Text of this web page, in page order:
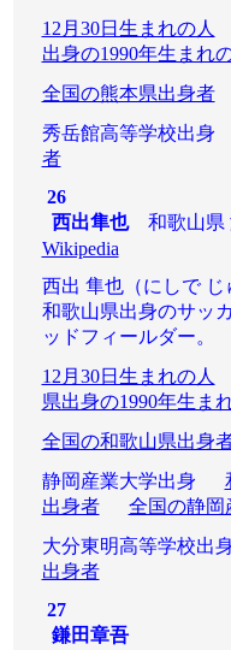
12月30日生まれの人
出身の1990年生まれ
全国の熊本県出身者
秀岳館高等学校出
者
26
西出隼也和歌山県
Wikipedia
西出 隼也（にしで じ
和歌山県出身のサッ
ッドフィールダー。
12月30日生まれの人
県出身の1990年生ま
全国の和歌山県出身
静岡産業大学出身
出身者
全国の静岡
大分東明高等学校
出身者
27
鎌田章吾